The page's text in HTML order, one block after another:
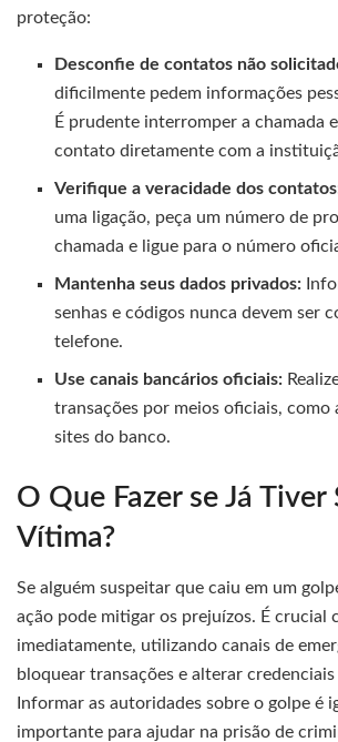
proteção:
Desconfie de contatos não
dificilmente pedem informações
É prudente interromper a chamada
contato diretamente com a
Verifique a veracidade dos
uma ligação, peça um número de
chamada e ligue para o número
Mantenha seus dados privados:
senhas e códigos nunca devem ser
telefone.
Use canais bancários oficiais:
transações por meios oficiais, como
sites do banco.
O Que Fazer se Já Tiver
Vítima?
Se alguém suspeitar que caiu em um
ação pode mitigar os prejuízos. É crucial
imediatamente, utilizando canais de
bloquear transações e alterar credenciais
Informar as autoridades sobre o golpe é
importante para ajudar na prisão de